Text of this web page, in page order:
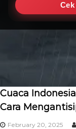
Cuaca
Cara
February 20, 2025